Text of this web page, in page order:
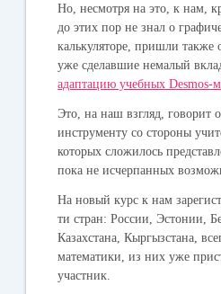
Но, несмотря на это, к нам,
до этих пор не знал о
калькуляторе, пришли также
уже сделавшие немалый
адаптацию учебных Desmos-
Это, на наш взгляд, говорит
инструменту со стороны
которых сложилось
пока не исчерпанных
На новый курс к нам
ти стран: России, Эстонии,
Казахстана, Кыргызстана,
математики, из них уже
участник.